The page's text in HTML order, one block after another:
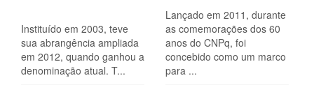
Instituído em 2003, teve
sua abrangência ampliada
em 2012, quando ganhou a
denominação atual. T...
Lançado em 2011, durante
as comemorações dos 60
anos do CNPq, foi
concebido como um marco
para ...